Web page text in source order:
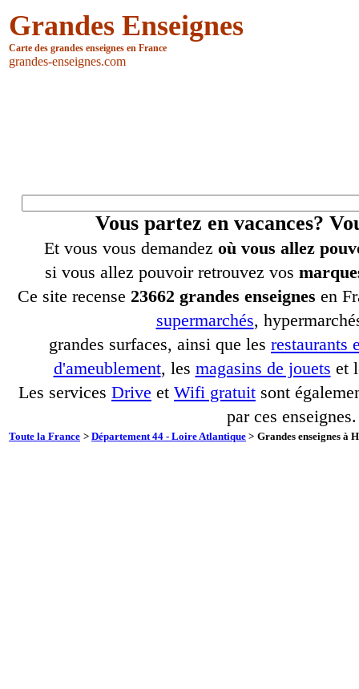
Grandes Enseignes
Carte des grandes enseignes en France
grandes-enseignes.com
Vous partez en vacances?
Et vous vous demandez où vous allez
si vous allez pouvoir retrouvez vos
Ce site recense 23662 grandes enseignes en
supermarchés,
grandes surfaces, ainsi que les restaurants
d'ameublement, les magasins de jouets et
Les services Drive et Wifi gratuit sont
par ces enseignes.
Toute la France > Département 44 - Loire Atlantique > Grandes enseignes à